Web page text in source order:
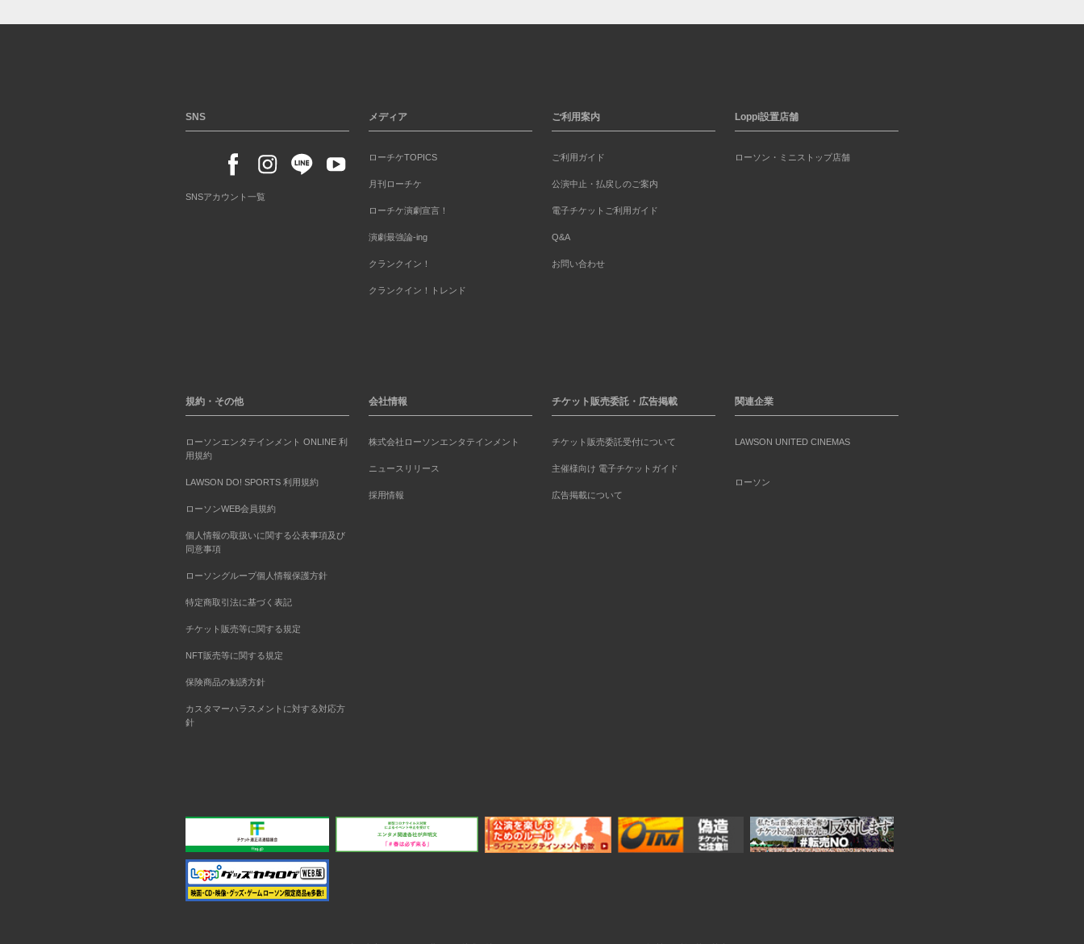
SNS
SNSアカウント一覧
メディア
ローチケTOPICS
月刊ローチケ
ローチケ演劇宣言！
演劇最強論-ing
クランクイン！
クランクイン！トレンド
ご利用案内
ご利用ガイド
公演中止・払戻しのご案内
電子チケットご利用ガイド
Q&A
お問い合わせ
Loppi設置店舗
ローソン・ミニストップ店舗
規約・その他
ローソンエンタテインメント ONLINE 利
用規約
LAWSON DO! SPORTS 利用規約
ローソンWEB会員規約
個人情報の取扱いに関する公表事項及び
同意事項
ローソングループ個人情報保護方針
特定商取引法に基づく表記
チケット販売等に関する規定
NFT販売等に関する規定
保険商品の勧誘方針
カスタマーハラスメントに対する対応方
針
会社情報
株式会社ローソンエンタテインメント
ニュースリリース
採用情報
チケット販売委託・広告掲載
チケット販売委託受付について
主催様向け 電子チケットガイド
広告掲載について
関連企業
LAWSON UNITED CINEMAS
ローソン